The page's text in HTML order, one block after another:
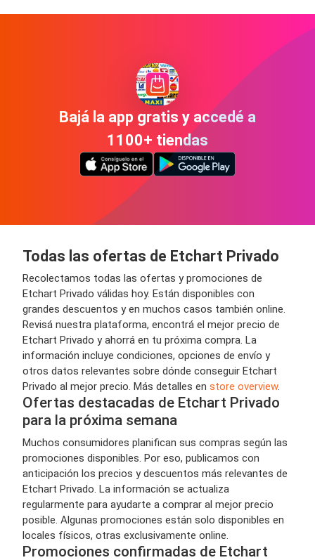
Bajá la app gratis y accedé a
1100+ tiendas
Todas las ofertas de Etchart Privado
Recolectamos todas las ofertas y promociones de
Etchart Privado válidas hoy. Están disponibles con
grandes descuentos y en muchos casos también online.
Revisá nuestra plataforma, encontrá el mejor precio de
Etchart Privado y ahorrá en tu próxima compra. La
información incluye condiciones, opciones de envío y
otros datos relevantes sobre dónde conseguir Etchart
Privado al mejor precio. Más detalles en store overview.
Ofertas destacadas de Etchart Privado
para la próxima semana
Muchos consumidores planifican sus compras según las
promociones disponibles. Por eso, publicamos con
anticipación los precios y descuentos más relevantes de
Etchart Privado. La información se actualiza
regularmente para ayudarte a comprar al mejor precio
posible. Algunas promociones están solo disponibles en
locales físicos, otras exclusivamente online.
Promociones confirmadas de Etchart